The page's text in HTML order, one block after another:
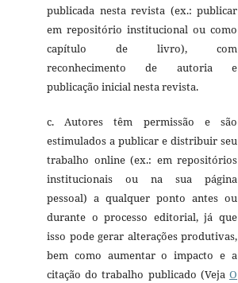
publicada nesta revista (ex.: publicar
em repositório institucional ou como
capítulo de livro), com
reconhecimento de autoria e
publicação inicial nesta revista.
c. Autores têm permissão e são
estimulados a publicar e distribuir seu
trabalho online (ex.: em repositórios
institucionais ou na sua página
pessoal) a qualquer ponto antes ou
durante o processo editorial, já que
isso pode gerar alterações produtivas,
bem como aumentar o impacto e a
citação do trabalho publicado (Veja O